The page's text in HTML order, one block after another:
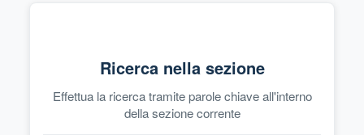
Ricerca nella sezione
Effettua la ricerca tramite parole chiave all'interno
della sezione corrente